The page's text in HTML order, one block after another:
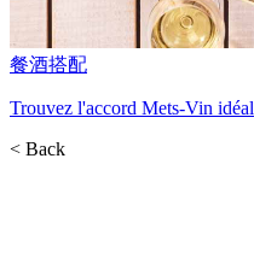
餐酒搭配
Trouvez l'accord Mets-Vin idéal
< Back